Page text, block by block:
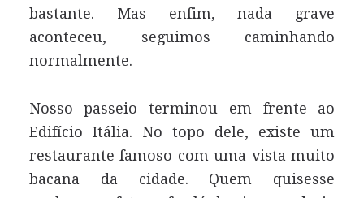
bastante. Mas enfim, nada grave
aconteceu, seguimos caminhando
normalmente.
Nosso passeio terminou em frente ao
Edifício Itália. No topo dele, existe um
restaurante famoso com uma vista muito
bacana da cidade. Quem quisesse